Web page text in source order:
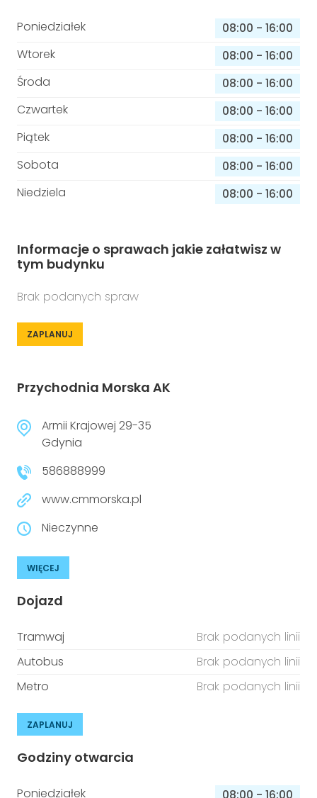
Poniedziałek 08:00 - 16:00
Wtorek
08:00 - 16:00
Środa
08:00 - 16:00
Czwartek
08:00 - 16:00
Piątek
08:00 - 16:00
Sobota
08:00 - 16:00
Niedziela
08:00 - 16:00
Informacje o sprawach jakie załatwisz w
tym budynku
Brak podanych spraw
ZAPLANUJ
Przychodnia Morska AK
Armii Krajowej 29-35
Gdynia
586888999
www.cmmorska.pl
Nieczynne
WIĘCEJ
Dojazd
Tramwaj
Brak podanych linii
Autobus
Brak podanych linii
Metro
Brak podanych linii
ZAPLANUJ
Godziny otwarcia
Poniedziałek